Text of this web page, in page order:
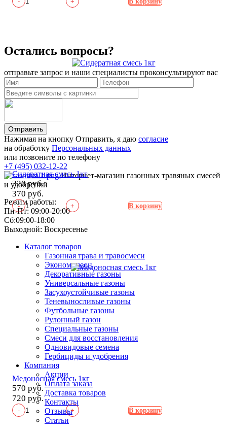
Сидератная смесь 1кг
320 руб.
370 руб.
- + В корзину
Медоносная смесь 1кг
570 руб.
720 руб.
- + В корзину
Остались вопросы?
отправьте запрос и наши специалисты проконсультируют вас
Отправить
Нажимая на кнопку Отправить, я даю согласие
на обработку Персональных данных
или позвоните по телефону
+7 (495) 032-12-22
Интернет-магазин газонных травяных смесей
и удобрений
Режим работы:
Пн-Пт: 09:00-20:00
Сб:09:00-18:00
Выходной: Воскресенье
Каталог товаров
Газонная трава и травосмеси
Эконом газон
Декоративные газоны
Универсальные газоны
Засухоустойчивые газоны
Теневыносливые газоны
Футбольные газоны
Рулонный газон
Специальные газоны
Смеси для восстановления
Одновидовые семена
Гербициды и удобрения
Компания
Акции
Оплата заказа
Доставка товаров
Контакты
Отзывы
Статьи